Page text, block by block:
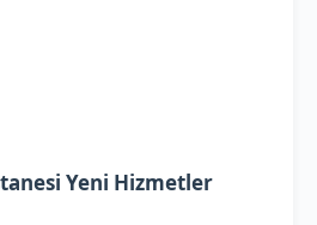
Yeni Hizmetler